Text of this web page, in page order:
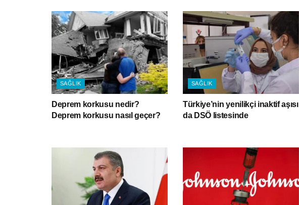
SAĞLIK
Deprem korkusu nedir?
Deprem korkusu nasıl geçer?
SAĞLIK
Türkiye’nin yenilikçi inaktif aşısı
da DSÖ listesinde